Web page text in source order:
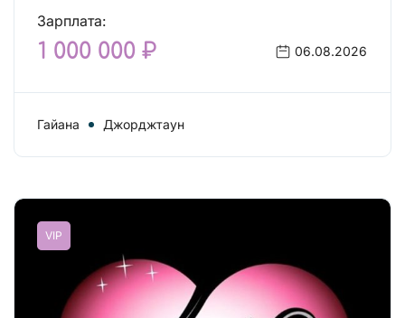
Зарплата:
1 000 000 ₽ 06.08.2026
Гайана Джорджтаун
VIP